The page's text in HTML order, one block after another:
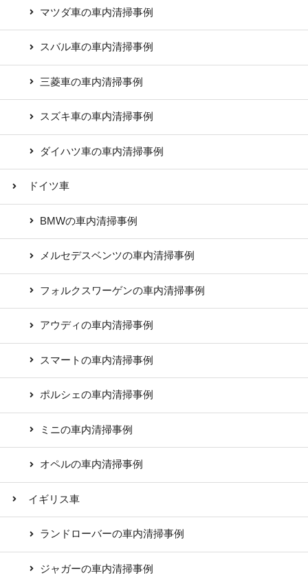
マツダ車の車内清掃事例
スバル車の車内清掃事例
三菱車の車内清掃事例
スズキ車の車内清掃事例
ダイハツ車の車内清掃事例
ドイツ車
BMWの車内清掃事例
メルセデスベンツの車内清掃事例
フォルクスワーゲンの車内清掃事例
アウディの車内清掃事例
スマートの車内清掃事例
ポルシェの車内清掃事例
ミニの車内清掃事例
オペルの車内清掃事例
イギリス車
ランドローバーの車内清掃事例
ジャガーの車内清掃事例